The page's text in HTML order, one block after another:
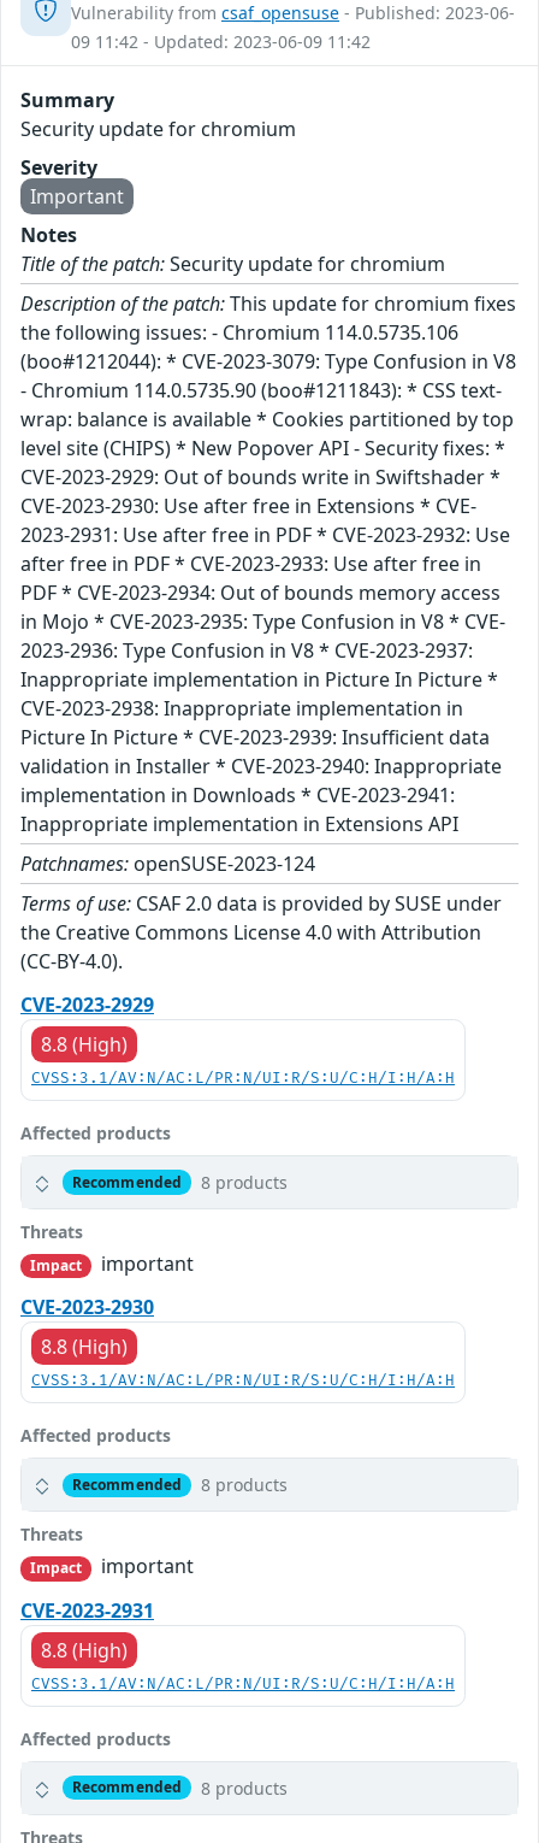
Vulnerability from csaf_opensuse - Published: 2023-06-
09 11:42 - Updated: 2023-06-09 11:42
Summary
Security update for chromium
Severity
Important
Notes
Title of the patch:Security update for chromium
Description of the patch:This update for chromium fixes
the following issues: - Chromium 114.0.5735.106
(boo#1212044): * CVE-2023-3079: Type Confusion in V8
- Chromium 114.0.5735.90 (boo#1211843): * CSS text-
wrap: balance is available * Cookies partitioned by top
level site (CHIPS) * New Popover API - Security fixes: *
CVE-2023-2929: Out of bounds write in Swiftshader *
CVE-2023-2930: Use after free in Extensions * CVE-
2023-2931: Use after free in PDF * CVE-2023-2932: Use
after free in PDF * CVE-2023-2933: Use after free in
PDF * CVE-2023-2934: Out of bounds memory access
in Mojo * CVE-2023-2935: Type Confusion in V8 * CVE-
2023-2936: Type Confusion in V8 * CVE-2023-2937:
Inappropriate implementation in Picture In Picture *
CVE-2023-2938: Inappropriate implementation in
Picture In Picture * CVE-2023-2939: Insufficient data
validation in Installer * CVE-2023-2940: Inappropriate
implementation in Downloads * CVE-2023-2941:
Inappropriate implementation in Extensions API
Patchnames: openSUSE-2023-124
Terms of use: CSAF 2.0 data is provided by SUSE under
the Creative Commons License 4.0 with Attribution
(CC-BY-4.0).
CVE-2023-2929
8.8 (High)
CVSS:3.1/AV:N/AC:L/PR:N/UI:R/S:U/C:H/I:H/A:H
Affected products
Recommended 8 products
Threats
Impact
important
CVE-2023-2930
8.8 (High)
CVSS:3.1/AV:N/AC:L/PR:N/UI:R/S:U/C:H/I:H/A:H
Affected products
Recommended 8 products
Threats
Impact
important
CVE-2023-2931
8.8 (High)
CVSS:3.1/AV:N/AC:L/PR:N/UI:R/S:U/C:H/I:H/A:H
Affected products
Recommended 8 products
Threats